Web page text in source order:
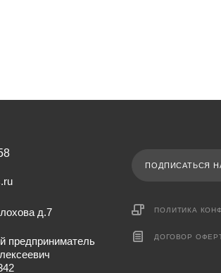
д.7
предприниматель
ПОДПИСАТЬСЯ
ПОЛИТИКА
ДОГОВОР